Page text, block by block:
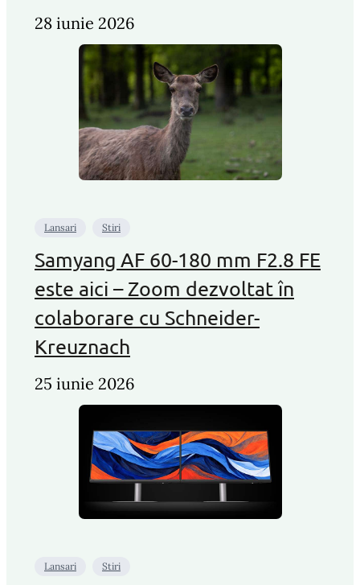
28 iunie 2026
Lansari Stiri
Samyang AF 60-180 mm F2.8 FE
este aici – Zoom dezvoltat în
colaborare cu Schneider-
Kreuznach
25 iunie 2026
Lansari Stiri